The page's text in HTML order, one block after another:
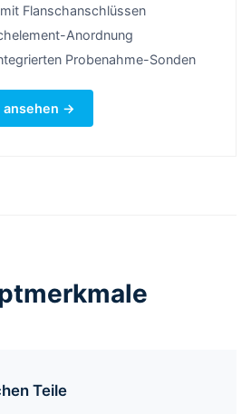
Flanschanschlüssen
Anordnung
Probenahme-Sonden
ansehen →
Teile